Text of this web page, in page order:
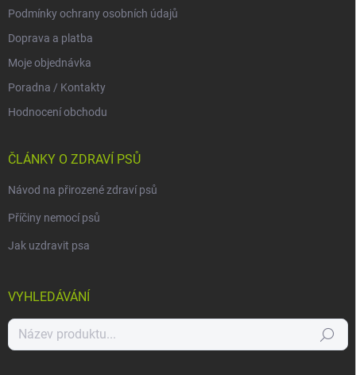
Podmínky ochrany osobních údajů
Doprava a platba
Moje objednávka
Poradna / Kontakty
Hodnocení obchodu
ČLÁNKY O ZDRAVÍ PSŮ
Návod na přirozené zdraví psů
Příčiny nemocí psů
Jak uzdravit psa
VYHLEDÁVÁNÍ
Hledat